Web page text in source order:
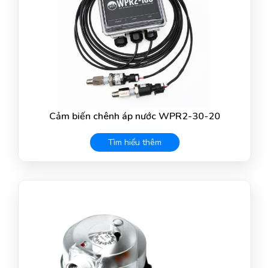
Cảm biến chênh áp nước WPR2-30-20
Tìm hiểu thêm